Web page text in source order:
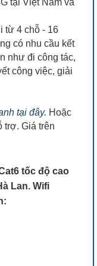
từ 4 chỗ - 16
có nhu cầu kết
như đi công tác,
công việc, giải
tại đây. Hoặc
trợ. Giá trên
tốc độ cao
Lan. Wifi